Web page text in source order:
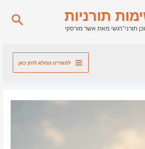
תורניות
תורני־רגשי מאת אשר מורסקי
לתפריט המלא לחץ כאן